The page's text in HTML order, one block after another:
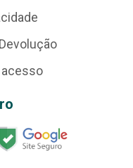
acesso